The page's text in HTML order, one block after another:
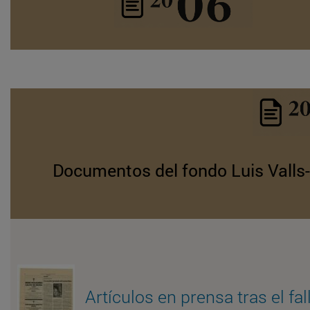
Documentos del fondo Luis
Artículos en prensa tras el